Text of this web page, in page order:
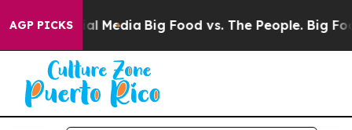
AGP PICKS
Social Media Big Food vs. The People. Big